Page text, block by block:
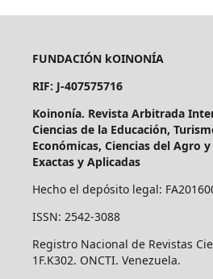
FUNDACIÓN kOINONÍA
RIF: J-407575716
Koinonía. Revista Arbitrada
Ciencias de la Educación,
Económicas, Ciencias del Agro
Exactas y Aplicadas
Hecho el depósito legal:
ISSN: 2542-3088
Registro Nacional de Revistas
1F.K302. ONCTI. Venezuela.